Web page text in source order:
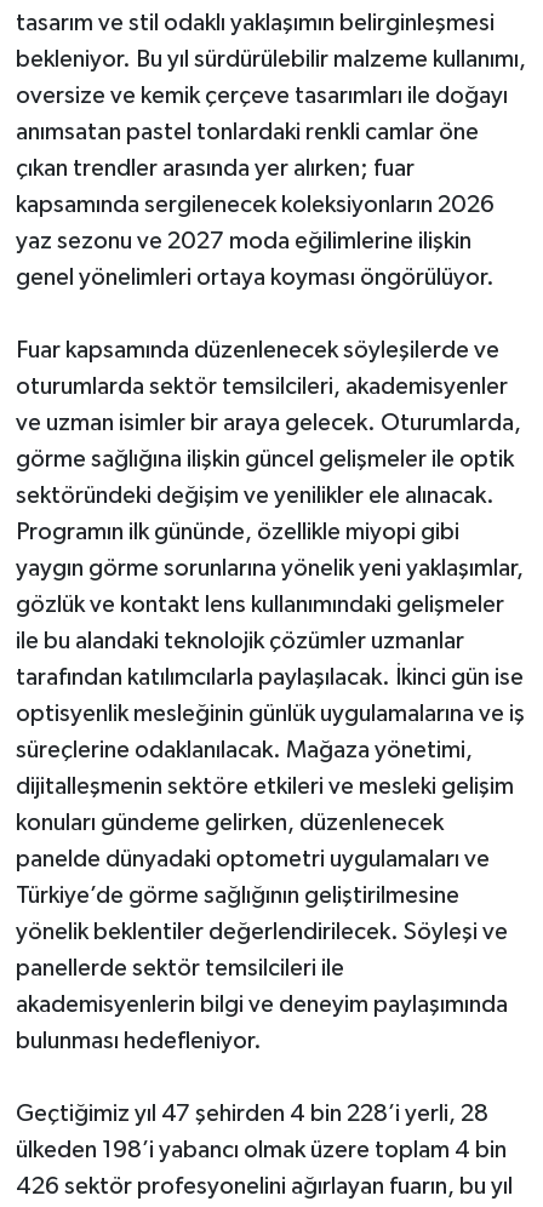
tasarım ve stil odaklı yaklaşımın belirginleşmesi
bekleniyor. Bu yıl sürdürülebilir malzeme kullanımı,
oversize ve kemik çerçeve tasarımları ile doğayı
anımsatan pastel tonlardaki renkli camlar öne
çıkan trendler arasında yer alırken; fuar
kapsamında sergilenecek koleksiyonların 2026
yaz sezonu ve 2027 moda eğilimlerine ilişkin
genel yönelimleri ortaya koyması öngörülüyor.
Fuar kapsamında düzenlenecek söyleşilerde ve
oturumlarda sektör temsilcileri, akademisyenler
ve uzman isimler bir araya gelecek. Oturumlarda,
görme sağlığına ilişkin güncel gelişmeler ile optik
sektöründeki değişim ve yenilikler ele alınacak.
Programın ilk gününde, özellikle miyopi gibi
yaygın görme sorunlarına yönelik yeni yaklaşımlar,
gözlük ve kontakt lens kullanımındaki gelişmeler
ile bu alandaki teknolojik çözümler uzmanlar
tarafından katılımcılarla paylaşılacak. İkinci gün ise
optisyenlik mesleğinin günlük uygulamalarına ve iş
süreçlerine odaklanılacak. Mağaza yönetimi,
dijitalleşmenin sektöre etkileri ve mesleki gelişim
konuları gündeme gelirken, düzenlenecek
panelde dünyadaki optometri uygulamaları ve
Türkiye’de görme sağlığının geliştirilmesine
yönelik beklentiler değerlendirilecek. Söyleşi ve
panellerde sektör temsilcileri ile
akademisyenlerin bilgi ve deneyim paylaşımında
bulunması hedefleniyor.
Geçtiğimiz yıl 47 şehirden 4 bin 228’i yerli, 28
ülkeden 198’i yabancı olmak üzere toplam 4 bin
426 sektör profesyonelini ağırlayan fuarın, bu yıl